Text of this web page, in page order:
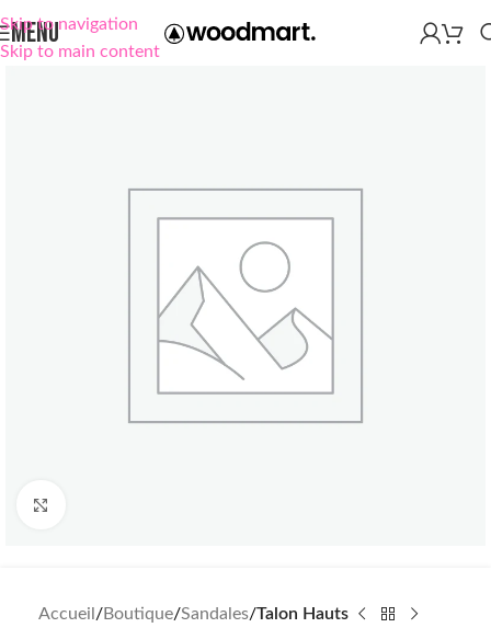
Skip to navigation
Skip to main content
MENU
Accueil Boutique Sandales Talon Hauts